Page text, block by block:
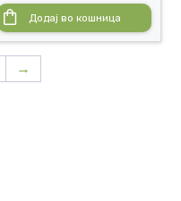
Додај во кошница
→